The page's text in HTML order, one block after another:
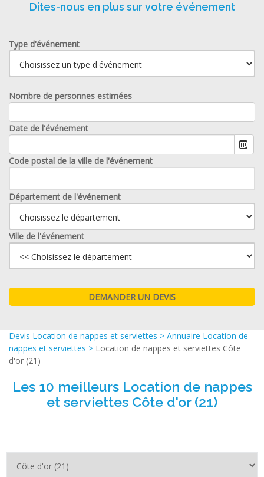
Dites-nous en plus sur votre événement
Type d'événement
Nombre de personnes estimées
Date de l'événement
Code postal de la ville de l'événement
Département de l'événement
Ville de l'événement
Devis Location de nappes et serviettes > Annuaire Location de
nappes et serviettes > Location de nappes et serviettes Côte
d'or (21)
Les 10 meilleurs Location de nappes
et serviettes Côte d'or (21)